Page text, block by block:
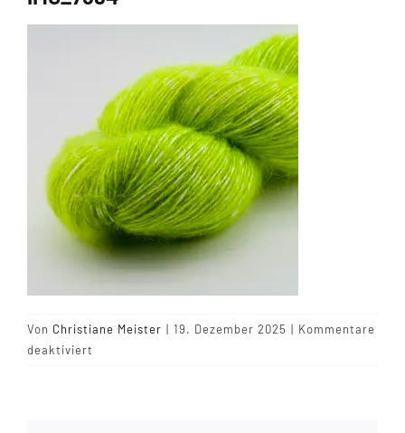
Münster Yarn
Wollfestivals
Kontakt
Von Christiane Meister | 19. Dezember 2025 | Kommentare
deaktiviert